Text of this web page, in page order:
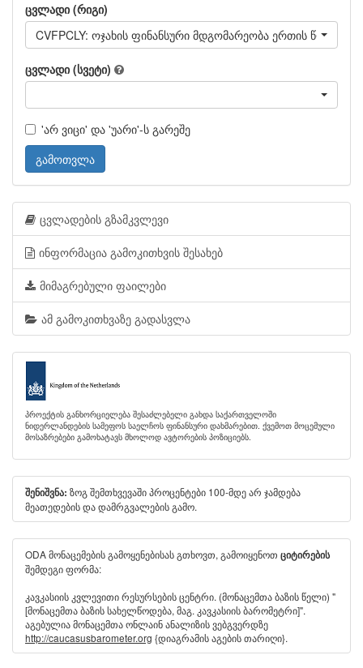
ცვლადი (რიგი)
CVFPCLY: ოჯახის ფინანსური მდგომარეობა ერთის წლის
ცვლადი (სვეტი)
'არ ვიცი' და 'უარი'-ს გარეშე
გამოთვლა
ცვლადების გზამკვლევი
ინფორმაცია გამოკითხვის შესახებ
მიმაგრებული ფაილები
ამ გამოკითხვაზე გადასვლა
პროექტის განხორციელება შესაძლებელი გახდა საქართველოში
ნიდერლანდების სამეფოს საელჩოს ფინანსური დახმარებით. ქვემოთ მოცემული
მოსაზრებები გამოხატავს მხოლოდ ავტორების პოზიციებს.
შენიშვნა: ზოგ შემთხვევაში პროცენტები 100-მდე არ ჯამდება
მეათედების და დამრგვალების გამო.
ODA მონაცემების გამოყენებისას გთხოვთ, გამოიყენოთ ციტირების
შემდეგი ფორმა:
კავკასიის კვლევითი რესურსების ცენტრი. (მონაცემთა ბაზის წელი) "
[მონაცემთა ბაზის სახელწოდება, მაგ. კავკასიის ბარომეტრი]".
აგებულია მონაცემთა ონლაინ ანალიზის ვებგვერდზე
http://caucasusbarometer.org {დიაგრამის აგების თარიღი}.